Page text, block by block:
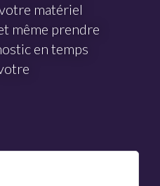
matériel
même prendre
en temps